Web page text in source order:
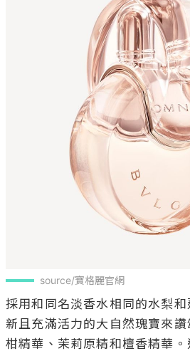
source/寶格麗官網
採用和同名淡香水相同的水梨
新且充滿活力的大自然瑰寶來
柑精華、茉莉原精和檀香精華